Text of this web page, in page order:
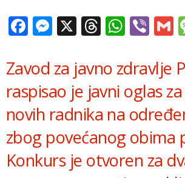
Facebook
Messenger
X Threads
Zavod za javno zdravlje
raspisao je javni oglas
novih radnika na
zbog povećanog obima
Konkurs je otvoren za